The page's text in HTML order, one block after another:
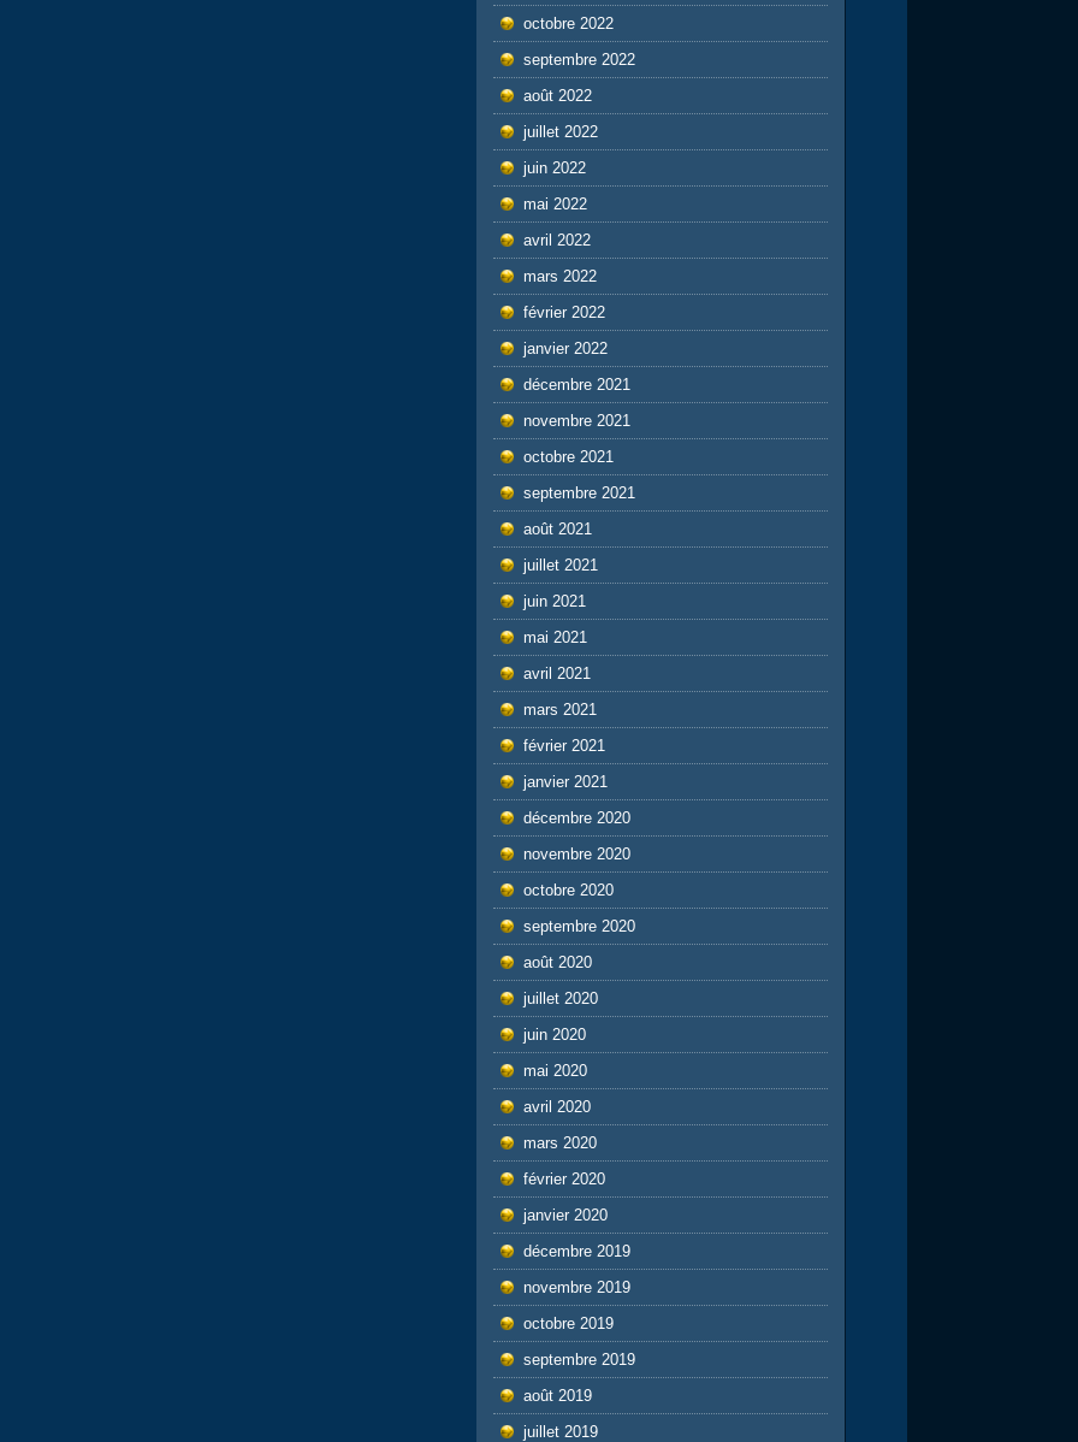
octobre 2022
septembre 2022
août 2022
juillet 2022
juin 2022
mai 2022
avril 2022
mars 2022
février 2022
janvier 2022
décembre 2021
novembre 2021
octobre 2021
septembre 2021
août 2021
juillet 2021
juin 2021
mai 2021
avril 2021
mars 2021
février 2021
janvier 2021
décembre 2020
novembre 2020
octobre 2020
septembre 2020
août 2020
juillet 2020
juin 2020
mai 2020
avril 2020
mars 2020
février 2020
janvier 2020
décembre 2019
novembre 2019
octobre 2019
septembre 2019
août 2019
juillet 2019